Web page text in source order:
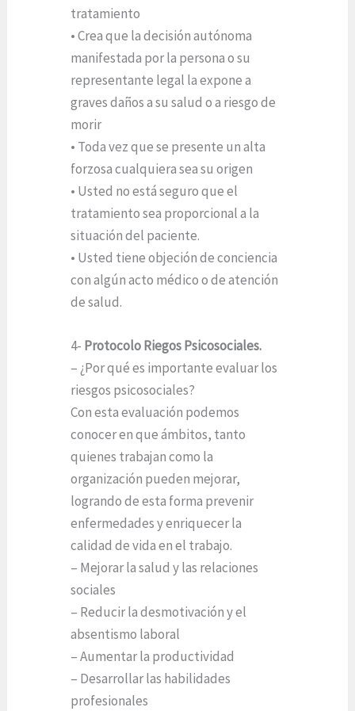
tratamiento
• Crea que la decisión autónoma
manifestada por la persona o su
representante legal la expone a
graves daños a su salud o a riesgo de
morir
• Toda vez que se presente un alta
forzosa cualquiera sea su origen
• Usted no está seguro que el
tratamiento sea proporcional a la
situación del paciente.
• Usted tiene objeción de conciencia
con algún acto médico o de atención
de salud.
4- Protocolo Riegos Psicosociales.
– ¿Por qué es importante evaluar los
riesgos psicosociales?
Con esta evaluación podemos
conocer en que ámbitos, tanto
quienes trabajan como la
organización pueden mejorar,
logrando de esta forma prevenir
enfermedades y enriquecer la
calidad de vida en el trabajo.
– Mejorar la salud y las relaciones
sociales
– Reducir la desmotivación y el
absentismo laboral
– Aumentar la productividad
– Desarrollar las habilidades
profesionales